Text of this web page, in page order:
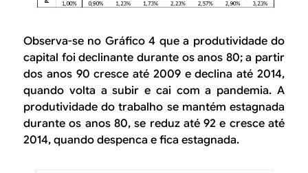
Observa-se no Gráfico 4 que a produtividade do
capital foi declinante durante os anos 80; a partir
dos anos 90 cresce até 2009 e declina até 2014,
quando volta a subir e cai com a pandemia. A
produtividade do trabalho se mantém estagnada
durante os anos 80, se reduz até 92 e cresce até
2014, quando despenca e fica estagnada.